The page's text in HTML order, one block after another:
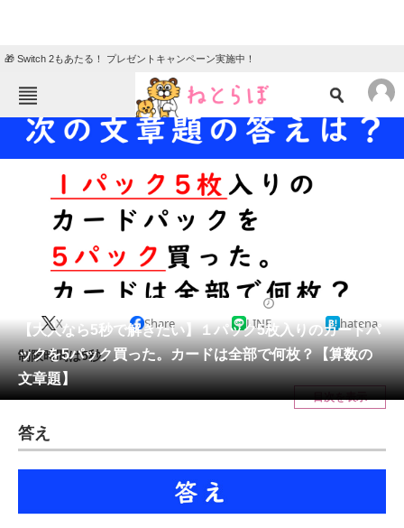
🎁 Switch 2もあたる！ プレゼントキャンペーン実施中！
ねとらぼメニュー
クイズ
地域
教育・育児
リサーチ
会員記事
メディア
注目記事を集めた総合ページ
ITの今と未来を見通す
スマホと通信の最新トレンド
【大人なら5秒で解きたい】１パック5枚入りのカードパ
ックを5パック買った。カードは全部で何枚？【算数の
文章題】
X Share LINE hatena
制限時間は5秒。
目次を表示
答え